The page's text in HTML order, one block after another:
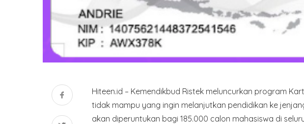
Hiteen.id – Kemendikbud Ristek meluncurkan program
tidak mampu yang ingin melanjutkan pendidikan ke
akan diperuntukan bagi 185.000 calon mahasiswa di